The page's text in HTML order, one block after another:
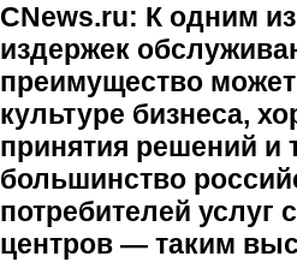
CNews.ru: К одним
издержек
преимущество
культуре бизнеса,
принятия решений и
большинство
потребителей
центров — таким